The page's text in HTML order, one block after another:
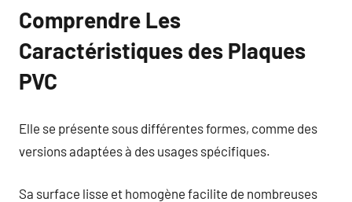
Comprendre Les
Caractéristiques des Plaques
PVC
Elle se présente sous différentes formes, comme des
versions adaptées à des usages spécifiques.
Sa surface lisse et homogène facilite de nombreuses